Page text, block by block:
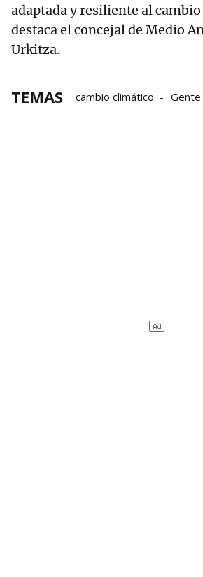
adaptada y resiliente al
destaca el concejal de Medio
Urkitza.
TEMAS cambio climático Gente